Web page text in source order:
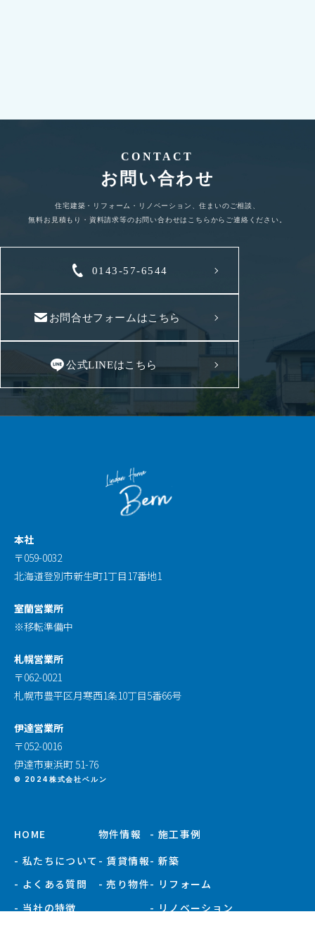
CONTACT
お問い合わせ
住宅建築・リフォーム・リノベーション、住まいのご相談、
無料お見積もり・資料請求等のお問い合わせはこちらからご連絡ください。
0143-57-6544
お問合せフォームはこちら
公式LINEはこちら
本社
〒059-0032
北海道登別市新生町1丁目17番地1
室蘭営業所
※移転準備中
札幌営業所
〒062-0021
札幌市豊平区月寒西1条10丁目5番66号
伊達営業所
〒052-0016
伊達市東浜町 51-76
© 2024株式会社ベルン
HOME
- 私たちについて
- よくある質問
- 当社の特徴
物件情報
- 賃貸情報
- 売り物件
- 施工事例
- 新築
- リフォーム
- リノベーション